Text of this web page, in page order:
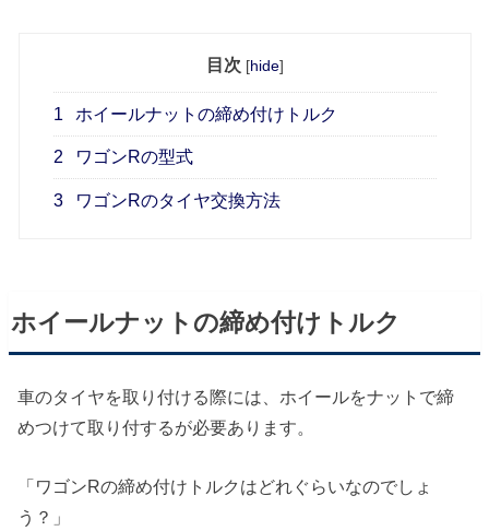
目次 [hide]
1 ホイールナットの締め付けトルク
2 ワゴンRの型式
3 ワゴンRのタイヤ交換方法
ホイールナットの締め付けトルク
車のタイヤを取り付ける際には、ホイールをナットで締
めつけて取り付するが必要あります。
「ワゴンRの締め付けトルクはどれぐらいなのでしょ
う？」